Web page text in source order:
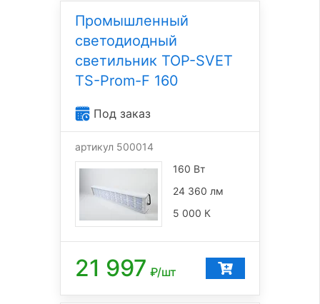
Промышленный
светодиодный
светильник TOP-SVET
TS-Prom-F 160
Под заказ
артикул 500014
160 Вт
24 360 лм
5 000 К
21 997 ₽/шт